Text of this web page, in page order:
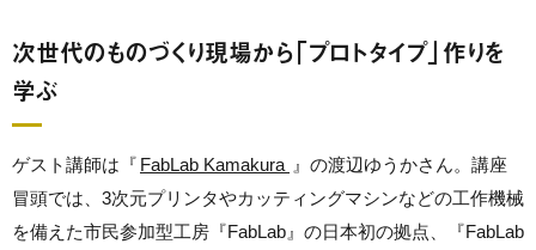
次世代のものづくり現場から「プロトタイプ」作りを
学ぶ
ゲスト講師は『 FabLab Kamakura 』の渡辺ゆうかさん。講座
冒頭では、3次元プリンタやカッティングマシンなどの工作機械
を備えた市民参加型工房『FabLab』の日本初の拠点、『FabLab